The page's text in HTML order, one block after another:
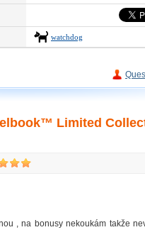
watchdog
Limited
, na bonusy nekoukám takže